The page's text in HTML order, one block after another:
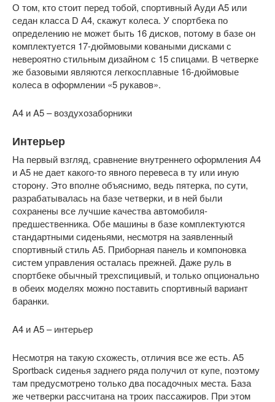
О том, кто стоит перед тобой, спортивный Ауди А5 или
седан класса D А4, скажут колеса. У спортбека по
определению не может быть 16 дисков, потому в базе он
комплектуется 17-дюймовыми коваными дисками с
невероятно стильным дизайном с 15 спицами. В четверке
же базовыми являются легкосплавные 16-дюймовые
колеса в оформлении «5 рукавов».
A4 и A5 – воздухозаборники
Интерьер
На первый взгляд, сравнение внутреннего оформления А4
и А5 не дает какого-то явного перевеса в ту или иную
сторону. Это вполне объяснимо, ведь пятерка, по сути,
разрабатывалась на базе четверки, и в ней были
сохранены все лучшие качества автомобиля-
предшественника. Обе машины в базе комплектуются
стандартными сиденьями, несмотря на заявленный
спортивный стиль А5. Приборная панель и компоновка
систем управления осталась прежней. Даже руль в
спортбеке обычный трехспицивый, и только опционально
в обеих моделях можно поставить спортивный вариант
баранки.
A4 и A5 – интерьер
Несмотря на такую схожесть, отличия все же есть. А5
Sportback сиденья заднего ряда получил от купе, поэтому
там предусмотрено только два посадочных места. База
же четверки рассчитана на троих пассажиров. При этом